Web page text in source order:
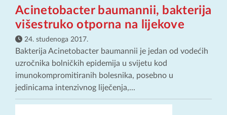
Acinetobacter baumannii, bakterija
višestruko otporna na lijekove
24. studenoga 2017.
Bakterija Acinetobacter baumannii je jedan od vodećih
uzročnika bolničkih epidemija u svijetu kod
imunokompromitiranih bolesnika, posebno u
jedinicama intenzivnog liječenja,...